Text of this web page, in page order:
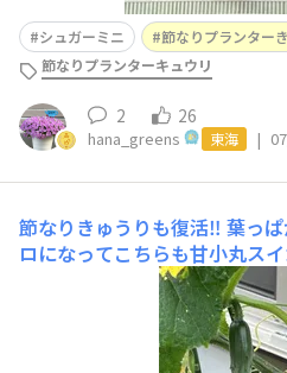
シュガーミニ 節なりプランター
節なりプランターキュウリ
2 26
hana_greens 東海 |
節なりきゅうりも復活‼️ 葉っ
ロになってこちらも甘小丸ス
成長点をカットし少しずつ傷
復活してきてくれて小さなき
ってきてます🥒✨やったね
かげ🙏💕ひとりではできなか